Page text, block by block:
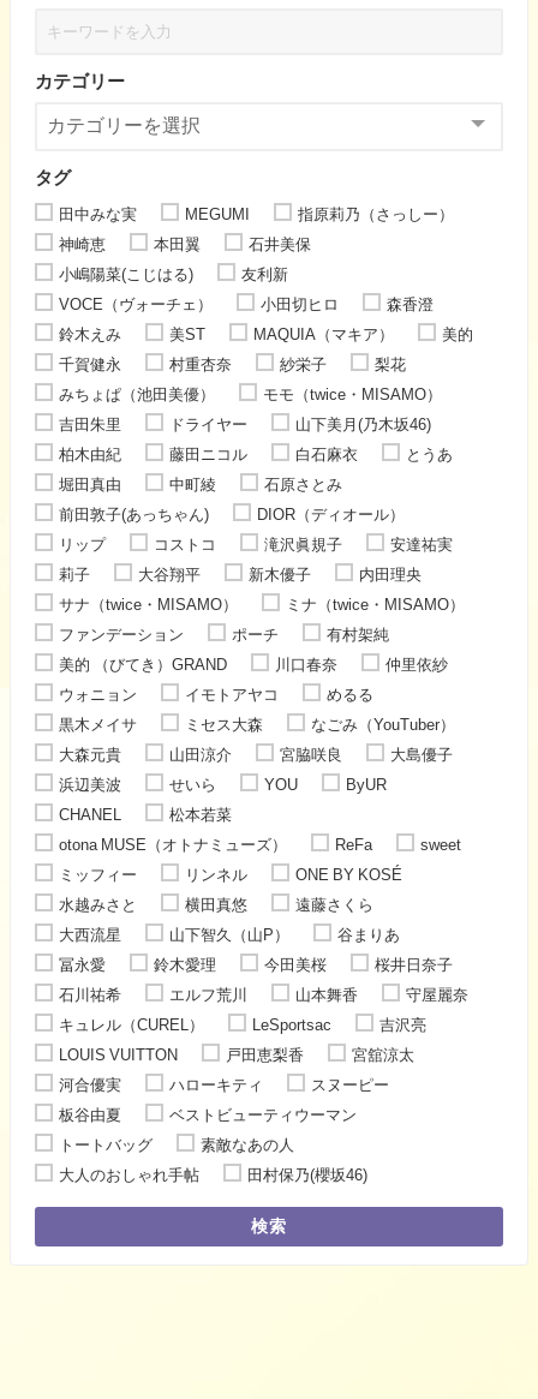
カテゴリー
タグ
田中みな実 MEGUMI
指原莉乃（さっしー）
神崎恵
本田翼
石井美保
小嶋陽菜(こじはる)
友利新
VOCE（ヴォーチェ）
小田切ヒロ
森香澄
鈴木えみ
美ST MAQUIA（マキア）
美的
千賀健永
村重杏奈 紗栄子
梨花
みちょぱ（池田美優）
モモ（twice・MISAMO）
吉田朱里
ドライヤー
山下美月(乃木坂46)
柏木由紀
藤田ニコル 白石麻衣
とうあ
堀田真由
中町綾
石原さとみ
前田敦子(あっちゃん)
DIOR（ディオール）
リップ
コストコ 滝沢眞規子
安達祐実
莉子
大谷翔平 新木優子
内田理央
サナ（twice・MISAMO）
ミナ（twice・MISAMO）
ファンデーション
ポーチ
有村架純
美的 （びてき）GRAND
川口春奈
仲里依紗
ウォニョン
イモトアヤコ
めるる
黒木メイサ
ミセス大森
なごみ（YouTuber）
大森元貴
山田涼介 宮脇咲良
大島優子
浜辺美波
せいら YOU
ByUR
CHANEL
松本若菜
otona MUSE（オトナミューズ）
ReFa
sweet
ミッフィー
リンネル
ONE BY KOSÉ
水越みさと
横田真悠
遠藤さくら
大西流星
山下智久（山P）
谷まりあ
冨永愛
鈴木愛理 今田美桜
桜井日奈子
石川祐希
エルフ荒川 山本舞香
守屋麗奈
キュレル（CUREL）
LeSportsac
吉沢亮
LOUIS VUITTON
戸田恵梨香
宮舘涼太
河合優実
ハローキティ
スヌーピー
板谷由夏
ベストビューティウーマン
トートバッグ
素敵なあの人
大人のおしゃれ手帖
田村保乃(櫻坂46)
検索